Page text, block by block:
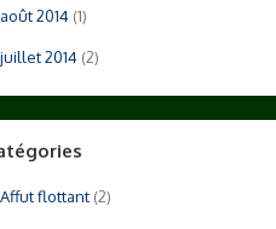
août 2014 (1)
juillet 2014 (2)
Affut flottant (2)